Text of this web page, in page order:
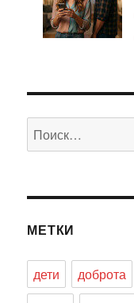
Искать:
МЕТКИ
дети доброта